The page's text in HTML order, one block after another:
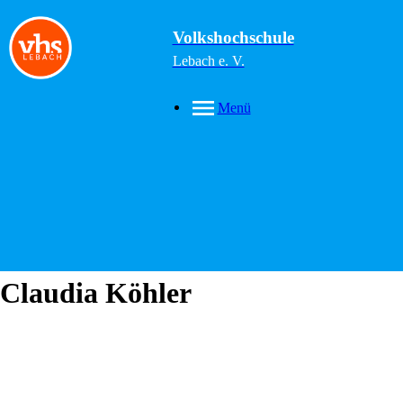
Volkshochschule
Lebach e. V.
Menü
Claudia Köhler